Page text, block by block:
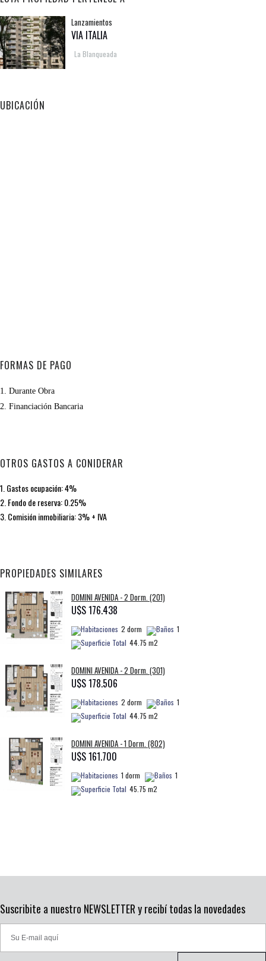
Lanzamientos
VIA ITALIA
La Blanqueada
UBICACIÓN
FORMAS DE PAGO
1. Durante Obra
2. Financiación Bancaria
OTROS GASTOS A CONIDERAR
1. Gastos ocupación:4%
2. Fondo de reserva:0.25%
3. Comisión inmobiliaria:3% + IVA
PROPIEDADES SIMILARES
DOMINI AVENIDA - 2 Dorm. (201)
U$S 176.438
2 dorm
1
44.75 m2
DOMINI AVENIDA - 2 Dorm. (301)
U$S 178.506
2 dorm
1
44.75 m2
DOMINI AVENIDA - 1 Dorm. (802)
U$S 161.700
1 dorm
1
45.75 m2
Suscribite a nuestro NEWSLETTER y recibí todas la novedades